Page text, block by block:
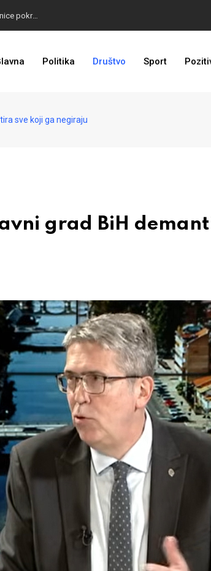
TROJKA U AKCIJI: Inicijativa za status Srebrenice pokrenuta
ZASTRAŠIVANJE I PRITISCI: Saslušane još 4 osobe, 26 na popisu
Politika Društvo Sport
sve koji ga negiraju
grad BiH